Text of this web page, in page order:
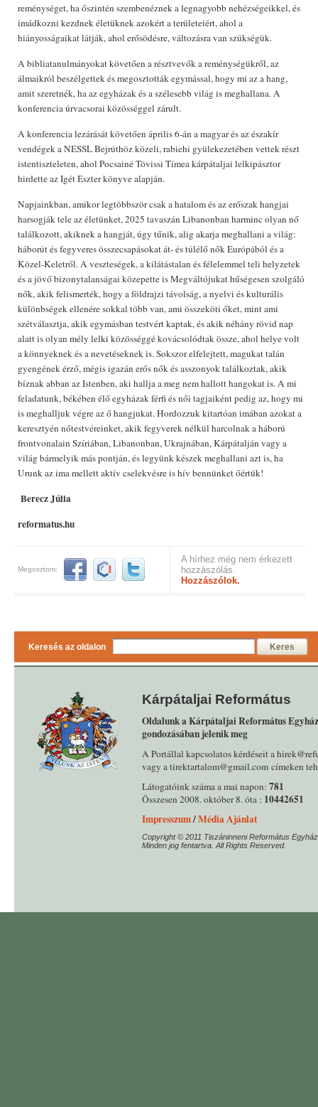
reménységet, ha őszintén szembenéznek a legnagyobb nehézségeikkel, és
imádkozni kezdnek életüknek azokért a területeiért, ahol a
hiányosságaikat látják, ahol erősödésre, változásra van szükségük.
A bibliatanulmányokat követően a résztvevők a reménységükről, az
álmaikról beszélgettek és megosztották egymással, hogy mi az a hang,
amit szeretnék, ha az egyházak és a szélesebb világ is meghallana. A
konferencia úrvacsorai közösséggel zárult.
A konferencia lezárását követően április 6-án a magyar és az északír
vendégek a NESSL Bejrúthöz közeli, rabiehi gyülekezetében vettek részt
istentiszteleten, ahol Pocsainé Tövissi Tímea kárpátaljai lelkipásztor
hirdette az Igét Eszter könyve alapján.
Napjainkban, amikor legtöbbször csak a hatalom és az erőszak hangjai
harsogják tele az életünket, 2025 tavaszán Libanonban harminc olyan nő
találkozott, akiknek a hangját, úgy tűnik, alig akarja meghallani a világ:
háborút és fegyveres összecsapásokat át- és túlélő nők Európából és a
Közel-Keletről. A veszteségek, a kilátástalan és félelemmel teli helyzetek
és a jövő bizonytalanságai közepette is Megváltójukat hűségesen szolgáló
nők, akik felismerték, hogy a földrajzi távolság, a nyelvi és kulturális
különbségek ellenére sokkal több van, ami összeköti őket, mint ami
szétválasztja, akik egymásban testvért kaptak, és akik néhány rövid nap
alatt is olyan mély lelki közösséggé kovácsolódtak össze, ahol helye volt
a könnyeknek és a nevetéseknek is. Sokszor elfelejtett, magukat talán
gyengének érző, mégis igazán erős nők és asszonyok találkoztak, akik
bíznak abban az Istenben, aki hallja a meg nem hallott hangokat is. A mi
feladatunk, békében élő egyházak férfi és női tagjaiként pedig az, hogy mi
is meghalljuk végre az ő hangjukat. Hordozzuk kitartóan imában azokat a
keresztyén nőtestvéreinket, akik fegyverek nélkül harcolnak a háború
frontvonalain Szíriában, Libanonban, Ukrajnában, Kárpátalján vagy a
világ bármelyik más pontján, és legyünk készek meghallani azt is, ha
Urunk az ima mellett aktív cselekvésre is hív bennünket őértük!
Berecz Júlia
reformatus.hu
Megosztom:
A hírhez még nem érkezett
hozzászólás.
Hozzászólok.
Keresés az oldalon Keres
Kárpátaljai Református
Oldalunk a Kárpátaljai Református
gondozásában jelenik meg
A Portállal kapcsolatos kérdéseit a
vagy a tirektartalom@gmail.com címeken
Látogatóink száma a mai napon: 781
Összesen 2008. október 8. óta : 10442651
Impresszum/Média Ajánlat
Copyright © 2011 Tiszáninneni Református
Minden jog fentartva. All Rights Reserved.